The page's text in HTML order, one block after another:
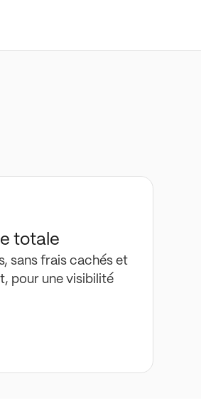
totale
sans frais cachés et
pour une visibilité